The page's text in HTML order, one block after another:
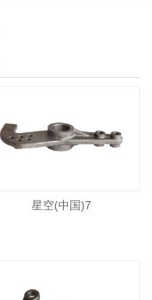
星空(中国)7